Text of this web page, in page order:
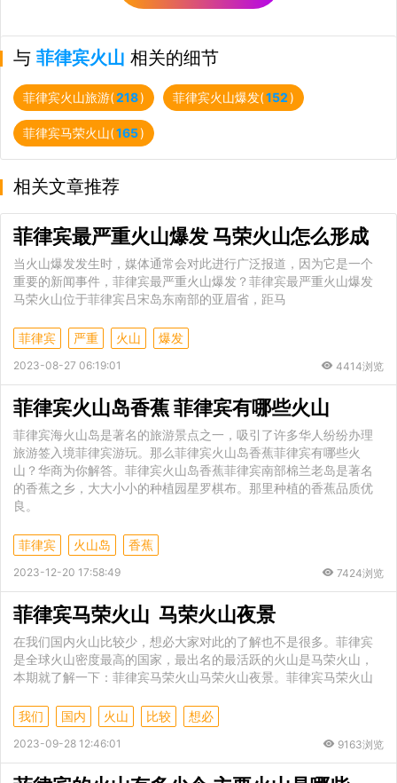
与 菲律宾火山 相关的细节
菲律宾火山旅游(218) 菲律宾火山爆发(152)
菲律宾马荣火山(165)
相关文章推荐
菲律宾最严重火山爆发 马荣火山怎么形成
当火山爆发发生时，媒体通常会对此进行广泛报道，因为它是一个
重要的新闻事件，菲律宾最严重火山爆发？菲律宾最严重火山爆发
马荣火山位于菲律宾吕宋岛东南部的亚眉省，距马
菲律宾 严重 火山 爆发
2023-08-27 06:19:01 4414浏览
菲律宾火山岛香蕉 菲律宾有哪些火山
菲律宾海火山岛是著名的旅游景点之一，吸引了许多华人纷纷办理
旅游签入境菲律宾游玩。那么菲律宾火山岛香蕉菲律宾有哪些火
山？华商为你解答。菲律宾火山岛香蕉菲律宾南部棉兰老岛是著名
的香蕉之乡，大大小小的种植园星罗棋布。那里种植的香蕉品质优
良。
菲律宾 火山岛 香蕉
2023-12-20 17:58:49 7424浏览
菲律宾马荣火山 马荣火山夜景
在我们国内火山比较少，想必大家对此的了解也不是很多。菲律宾
是全球火山密度最高的国家，最出名的最活跃的火山是马荣火山，
本期就了解一下：菲律宾马荣火山马荣火山夜景。菲律宾马荣火山
我们 国内 火山 比较 想必
2023-09-28 12:46:01 9163浏览